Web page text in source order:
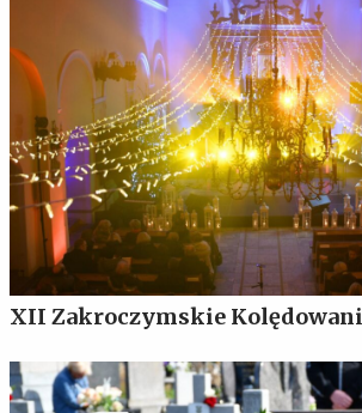
XII Zakroczymskie